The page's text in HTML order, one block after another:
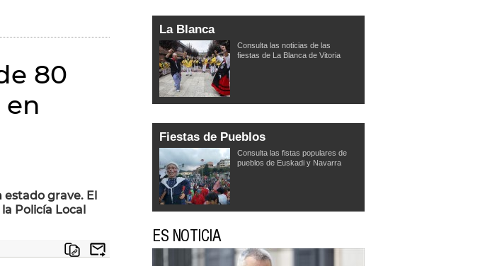
80
grave. El
Policía Local
La Blanca
Consulta las noticias de las
fiestas de La Blanca de Vitoria
Fiestas de Pueblos
Consulta las fistas populares de
pueblos de Euskadi y Navarra
ES NOTICIA